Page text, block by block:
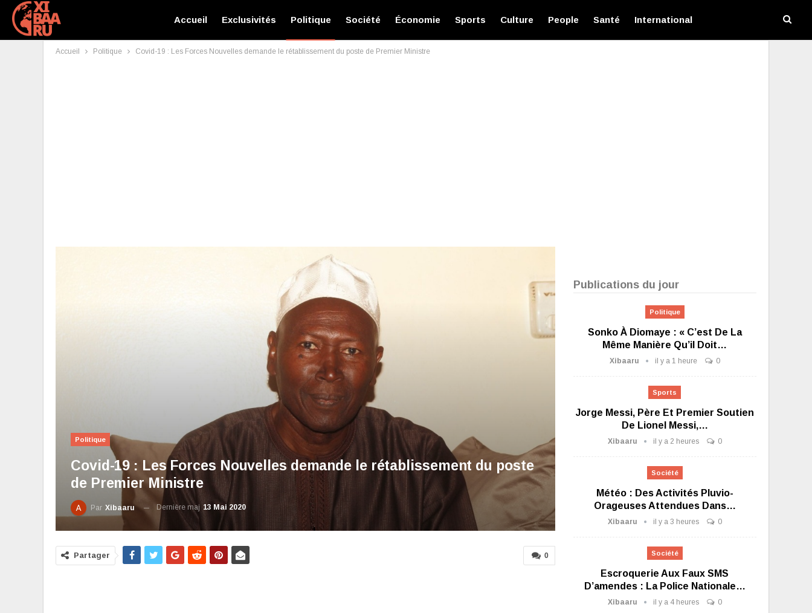
Accueil Exclusivités Politique Société Économie Sports Culture People Santé International
Accueil Politique Covid-19 : Les Forces Nouvelles demande le rétablissement du poste de Premier Ministre
Politique
Covid-19 : Les Forces Nouvelles demande le rétablissement du poste
de Premier Ministre
Par Xibaaru Dernière maj 13 Mai 2020
0
Partager
Publications du jour
Politique
Sonko À Diomaye : « C’est De La
Même Manière Qu’il Doit…
Xibaaru il y a 1 heure 0
Sports
Jorge Messi, Père Et Premier Soutien
De Lionel Messi,…
Xibaaru il y a 2 heures 0
Société
Météo : Des Activités Pluvio-
Orageuses Attendues Dans…
Xibaaru il y a 3 heures 0
Société
Escroquerie Aux Faux SMS
D’amendes : La Police Nationale…
Xibaaru il y a 4 heures 0